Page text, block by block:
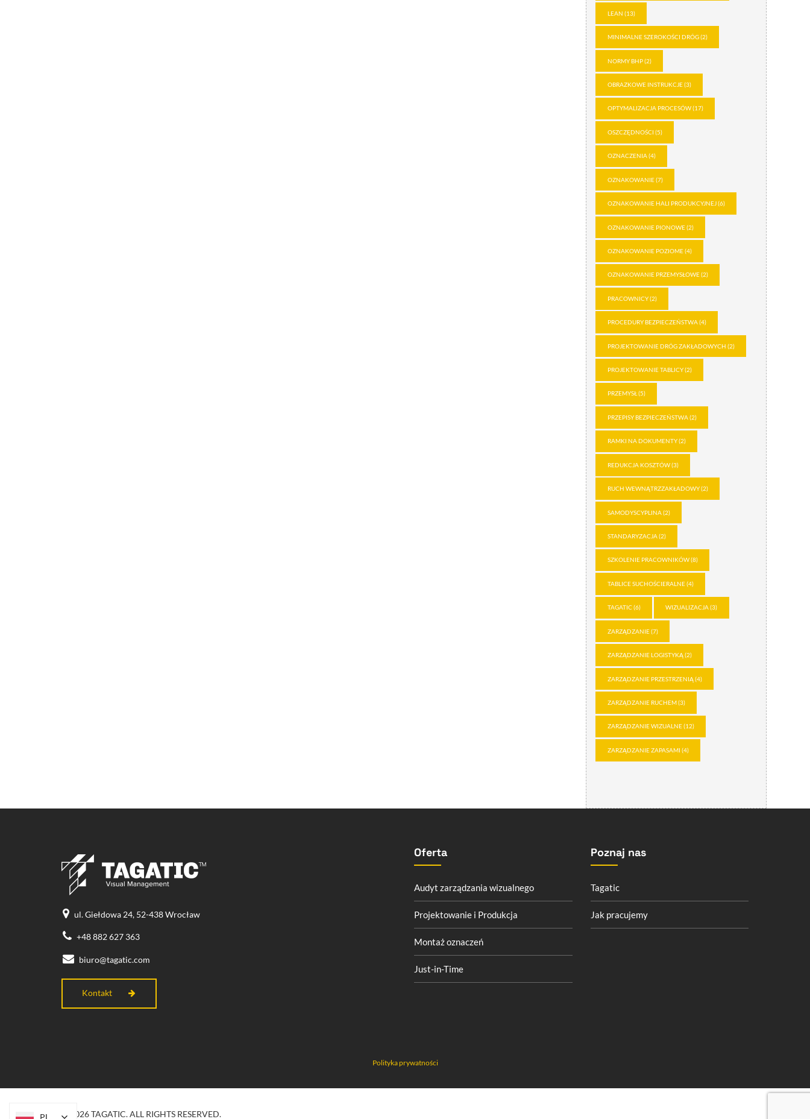
LEAN (13)
MINIMALNE SZEROKOŚCI DRÓG(2)
NORMY BHP(2)
OBRAZKOWE INSTRUKCJE(3)
OPTYMALIZACJA PROCESÓW(17)
OSZCZĘDNOŚCI (5)
OZNACZENIA(4)
OZNAKOWANIE(7)
OZNAKOWANIE HALI PRODUKCYJNEJ(6)
OZNAKOWANIE PIONOWE(2)
OZNAKOWANIE POZIOME(4)
OZNAKOWANIE PRZEMYSŁOWE(2)
PRACOWNICY(2)
PROCEDURY BEZPIECZEŃSTWA(4)
PROJEKTOWANIE DRÓG ZAKŁADOWYCH (2)
PROJEKTOWANIE TABLICY(2)
PRZEMYSŁ(5)
PRZEPISY BEZPIECZEŃSTWA(2)
RAMKI NA DOKUMENTY(2)
REDUKCJA KOSZTÓW(3)
RUCH WEWNĄTRZZAKŁADOWY(2)
SAMODYSCYPLINA(2)
STANDARYZACJA(2)
SZKOLENIE PRACOWNIKÓW(8)
TABLICE SUCHOŚCIERALNE(4)
TAGATIC(6) WIZUALIZACJA(3)
ZARZĄDZANIE(7)
ZARZĄDZANIE LOGISTYKĄ(2)
ZARZĄDZANIE PRZESTRZENIĄ(4)
ZARZĄDZANIE RUCHEM(3)
ZARZĄDZANIE WIZUALNE(12)
ZARZĄDZANIE ZAPASAMI (4)
ul. Giełdowa 24, 52-438 Wrocław
+48 882 627 363
biuro@tagatic.com
Kontakt
Oferta
Audyt zarządzania wizualnego
Projektowanie i Produkcja
Montaż oznaczeń
Just-in-Time
Poznaj nas
Tagatic
Jak pracujemy
Polityka prywatności
© 2026 TAGATIC. ALL RIGHTS RESERVED.
PL
PL